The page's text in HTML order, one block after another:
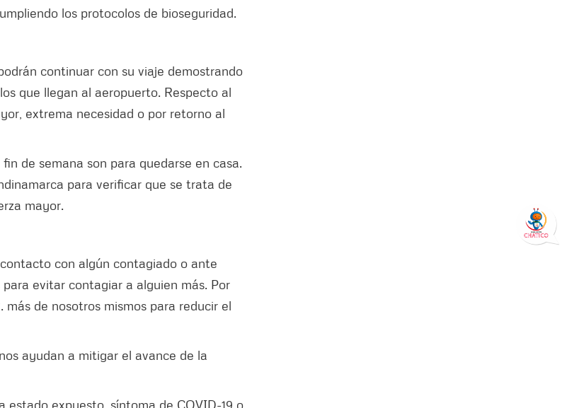
los protocolos de bioseguridad.
continuar con su viaje demostrando
que llegan al aeropuerto. Respecto al
extrema necesidad o por retorno al
de semana son para quedarse en casa.
para verificar que se trata de
mayor.
con algún contagiado o ante
evitar contagiar a alguien más. Por
de nosotros mismos para reducir el
ayudan a mitigar el avance de la
estado expuesto, síntoma de COVID-19 o